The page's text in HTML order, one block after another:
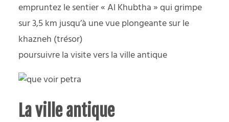
empruntez le sentier « Al Khubtha » qui grimpe
sur 3,5 km jusqu’à une vue plongeante sur le
khazneh (trésor)
poursuivre la visite vers la ville antique
La ville antique